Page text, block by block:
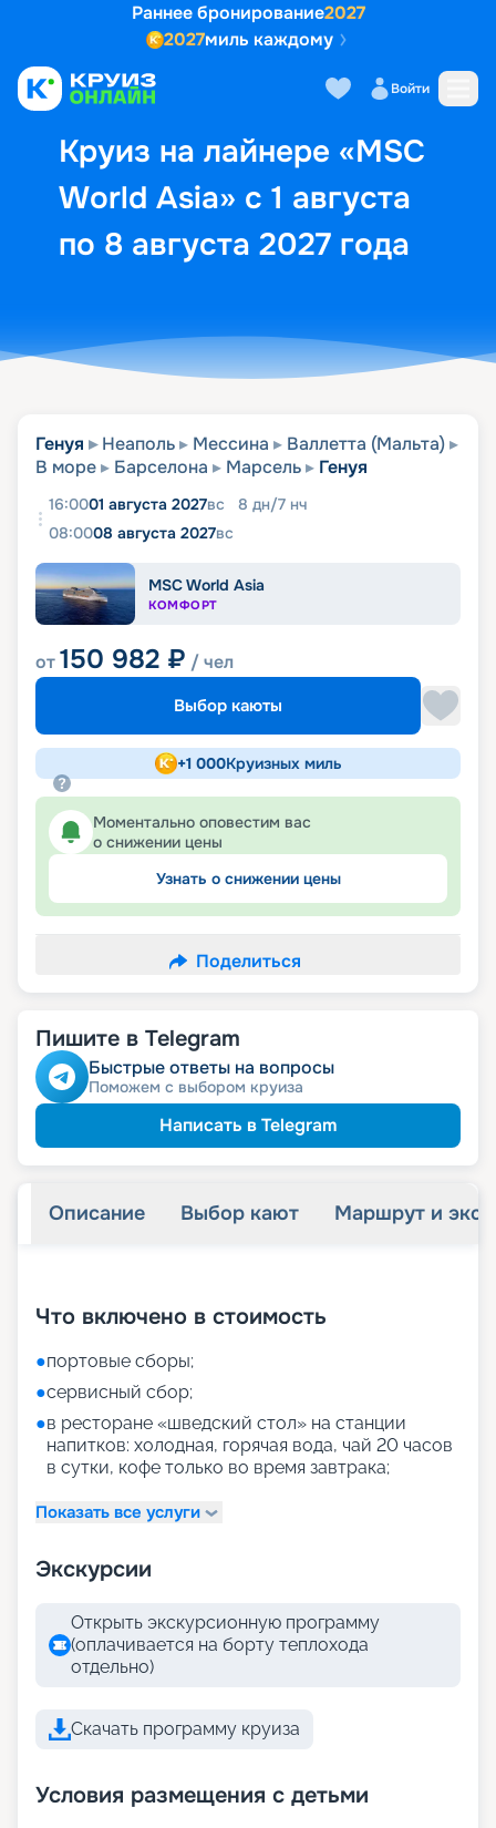
Раннее бронирование2027
2027миль каждому
Войти
Круиз на лайнере «MSC
World Asia» с 1 августа
по 8 августа 2027 года
Выбор кают Маршрут и
Генуя Неаполь Мессина
Валлетта (Мальта)
В море
Барселона Марсель Генуя
16:0001 августа 2027вс 8 дн/7 нч
08:0008 августа 2027вс
MSC World Asia
КОМФОРТ
от150 982 ₽ / чел
Выбор каюты
+1 000Круизных миль
Моментально оповестим вас
о снижении цены
Узнать о снижении цены
Поделиться
Пишите в Telegram
Быстрые ответы на вопросы
Поможем с выбором круиза
Написать в Telegram
Описание Выбор кают Маршрут и
Что включено в стоимость
●портовые сборы;
●сервисный сбор;
●в ресторане «шведский стол» на станции
напитков: холодная, горячая вода, чай 20 часов
в сутки, кофе только во время завтрака;
Показать все услуги
Экскурсии
Открыть экскурсионную программу
(оплачивается на борту теплохода
отдельно)
Скачать программу круиза
Условия размещения с детьми